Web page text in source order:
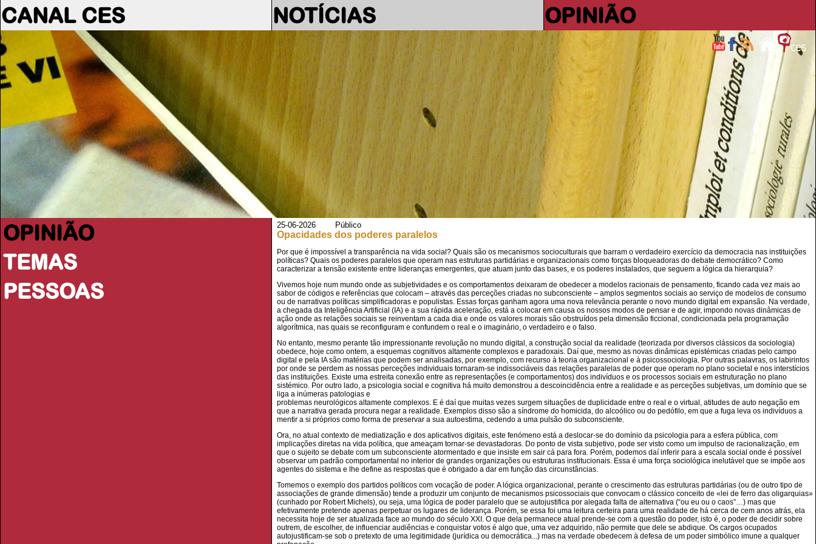
CANAL CES NOTÍCIAS OPINIÃO
OPINIÃO
TEMAS
PESSOAS
25-06-2026 Público
Opacidades dos poderes paralelos
Por que é impossível a transparência na vida social? Quais são os mecanismos socioculturais que barram o verdadeiro exercício da democracia nas instituições
políticas? Quais os poderes paralelos que operam nas estruturas partidárias e organizacionais como forças bloqueadoras do debate democrático? Como
caracterizar a tensão existente entre lideranças emergentes, que atuam junto das bases, e os poderes instalados, que seguem a lógica da hierarquia?
Vivemos hoje num mundo onde as subjetividades e os comportamentos deixaram de obedecer a modelos racionais de pensamento, ficando cada vez mais ao
sabor de códigos e referências que colocam – através das perceções criadas no subconsciente – amplos segmentos sociais ao serviço de modelos de consumo
ou de narrativas políticas simplificadoras e populistas. Essas forças ganham agora uma nova relevância perante o novo mundo digital em expansão. Na verdade,
a chegada da Inteligência Artificial (IA) e a sua rápida aceleração, está a colocar em causa os nossos modos de pensar e de agir, impondo novas dinâmicas de
ação onde as relações sociais se reinventam a cada dia e onde os valores morais são obstruídos pela dimensão ficcional, condicionada pela programação
algorítmica, nas quais se reconfiguram e confundem o real e o imaginário, o verdadeiro e o falso.
No entanto, mesmo perante tão impressionante revolução no mundo digital, a construção social da realidade (teorizada por diversos clássicos da sociologia)
obedece, hoje como ontem, a esquemas cognitivos altamente complexos e paradoxais. Daí que, mesmo as novas dinâmicas epistémicas criadas pelo campo
digital e pela IA são matérias que podem ser analisadas, por exemplo, com recurso à teoria organizacional e à psicossociologia. Por outras palavras, os labirintos
por onde se perdem as nossas perceções individuais tornaram-se indissociáveis das relações paralelas de poder que operam no plano societal e nos interstícios
das instituições. Existe uma estreita conexão entre as representações (e comportamentos) dos indivíduos e os processos sociais em estruturação no plano
sistémico. Por outro lado, a psicologia social e cognitiva há muito demonstrou a descoincidência entre a realidade e as perceções subjetivas, um domínio que se
liga a inúmeras patologias e
problemas neurológicos altamente complexos. E é daí que muitas vezes surgem situações de duplicidade entre o real e o virtual, atitudes de auto negação em
que a narrativa gerada procura negar a realidade. Exemplos disso são a síndrome do homicida, do alcoólico ou do pedófilo, em que a fuga leva os indivíduos a
mentir a si próprios como forma de preservar a sua autoestima, cedendo a uma pulsão do subconsciente.
Ora, no atual contexto de mediatização e dos aplicativos digitais, este fenómeno está a deslocar-se do domínio da psicologia para a esfera pública, com
implicações diretas na vida política, que ameaçam tornar-se devastadoras. Do ponto de vista subjetivo, pode ser visto como um impulso de racionalização, em
que o sujeito se debate com um subconsciente atormentado e que insiste em sair cá para fora. Porém, podemos daí inferir para a escala social onde é possível
observar um padrão comportamental no interior de grandes organizações ou estruturas institucionais. Essa é uma força sociológica inelutável que se impõe aos
agentes do sistema e lhe define as respostas que é obrigado a dar em função das circunstâncias.
Tomemos o exemplo dos partidos políticos com vocação de poder. A lógica organizacional, perante o crescimento das estruturas partidárias (ou de outro tipo de
associações de grande dimensão) tende a produzir um conjunto de mecanismos psicossociais que convocam o clássico conceito de «lei de ferro das oligarquias»
(cunhado por Robert Michels), ou seja, uma lógica de poder paralelo que se autojustifica por alegada falta de alternativa (“ou eu ou o caos”…) mas que
efetivamente pretende apenas perpetuar os lugares de liderança. Porém, se essa foi uma leitura certeira para uma realidade de há cerca de cem anos atrás, ela
necessita hoje de ser atualizada face ao mundo do século XXI. O que dela permanece atual prende-se com a questão do poder, isto é, o poder de decidir sobre
outrem, de escolher, de influenciar audiências e conquistar votos é algo que, uma vez adquirido, não permite que dele se abdique. Os cargos ocupados
autojustificam-se sob o pretexto de uma legitimidade (jurídica ou democrática...) mas na verdade obedecem à defesa de um poder simbólico imune a qualquer